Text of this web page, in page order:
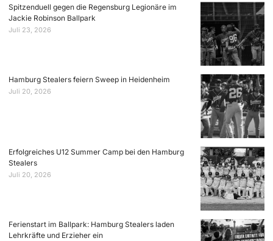
Spitzenduell gegen die Regensburg Legionäre im
Jackie Robinson Ballpark
Juli 23, 2026
Hamburg Stealers feiern Sweep in Heidenheim
Juli 20, 2026
Erfolgreiches U12 Summer Camp bei den Hamburg
Stealers
Juli 20, 2026
Ferienstart im Ballpark: Hamburg Stealers laden
Lehrkräfte und Erzieher ein